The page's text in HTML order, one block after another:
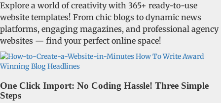
Explore a world of creativity with 365+ ready-to-use
website templates! From chic blogs to dynamic news
platforms, engaging magazines, and professional agency
websites — find your perfect online space!
One Click Import: No Coding Hassle! Three Simple
Steps